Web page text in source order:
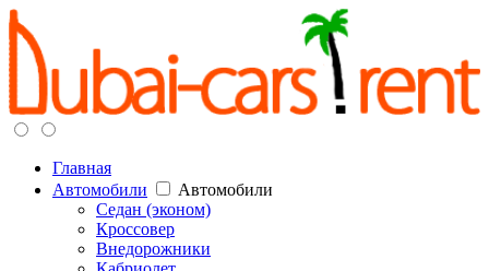
Главная
Автомобили
Автомобили
Седан (эконом)
Кроссовер
Внедорожники